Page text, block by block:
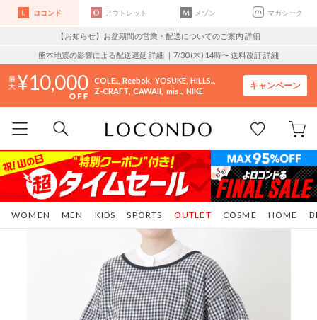
ロコンド アウトレット メゾン マガシーク
【お知らせ】お盆期間の営業・配送についてのご案内 詳細
熊本地震の影響による配送遅延 詳細 ｜7/30 (木) 14時〜 送料改訂詳細
10,000 COLE.. Reebok YOSUKE HILLS..
Z-CRAFT CAWAII mis.. NIKE
キャンペーン
WOMEN MEN KIDS SPORTS COSME HOME
OUTLET